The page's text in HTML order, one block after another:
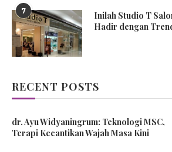
7
Inilah Studio T
Hadir dengan
RECENT POSTS
dr. Ayu Widyaningrum: Teknologi MSC,
Terapi Kecantikan Wajah Masa Kini